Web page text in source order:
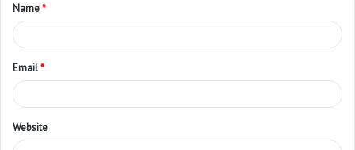
Name*
Email*
Website